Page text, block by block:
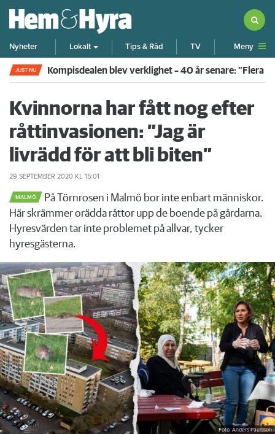
Nyheter Lokalt Tips & Råd TV Meny
JUST NU Kompisdealen blev verklighet – 40 år senare: "Flera
Kvinnorna har fått nog efter
råttinvasionen: ”Jag är
livrädd för att bli biten”
29 SEPTEMBER 2020 KL 15:01
MALMÖ
På Törnrosen i Malmö bor inte enbart människor.
Här skrämmer orädda råttor upp de boende på gårdarna.
Hyresvärden tar inte problemet på allvar, tycker
hyresgästerna.
Foto: Anders Paulsson